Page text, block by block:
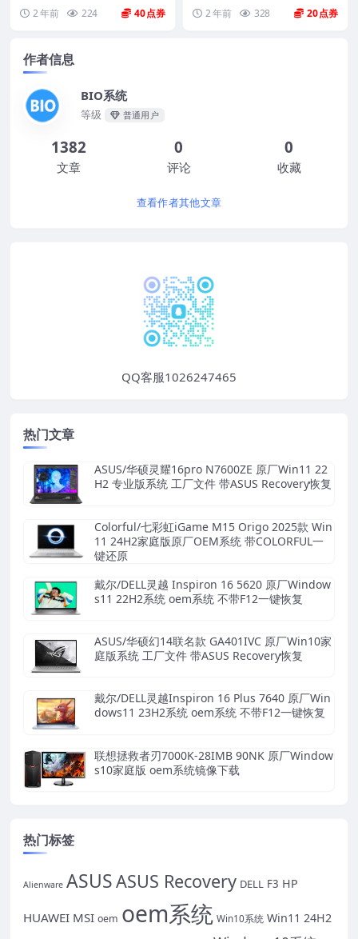
2 年前
224 40 2 年前 328 20
作者信息
BIO系统
等级 普通用户
1382
文章
0
评论
0
收藏
查看作者其他文章
QQ客服1026247465
热门文章
ASUS/华硕灵耀16pro N7600ZE 原厂Win11 22
H2 专业版系统 工厂文件 带ASUS Recovery恢复
Colorful/七彩虹iGame M15 Origo 2025款 Win
11 24H2家庭版原厂OEM系统 带COLORFUL一
键还原
戴尔/DELL灵越 Inspiron 16 5620 原厂Window
s11 22H2系统 oem系统 不带F12一键恢复
ASUS/华硕幻14联名款 GA401IVC 原厂Win10家
庭版系统 工厂文件 带ASUS Recovery恢复
戴尔/DELL灵越Inspiron 16 Plus 7640 原厂Win
dows11 23H2系统 oem系统 不带F12一键恢复
联想拯救者刃7000K-28IMB 90NK 原厂Window
s10家庭版 oem系统镜像下载
热门标签
Alienware ASUSASUS Recovery DELL F3 HP
HUAWEI MSI oem oem系统 Win10系统 Win11 24H2